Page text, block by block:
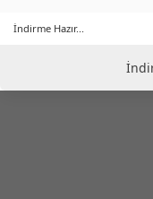
İndirme Hazır...